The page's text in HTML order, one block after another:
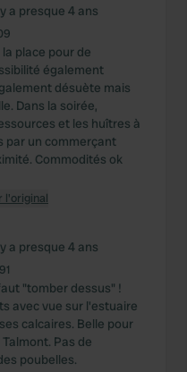
a presque 4 ans
place pour de
également
désuète mais
Dans la soirée,
et les huîtres à
par un commerçant
Commodités ok
l'original
a presque 4 ans
"tomber dessus" !
avec vue sur l'estuaire
calcaires. Belle pour
Pas de
poubelles.